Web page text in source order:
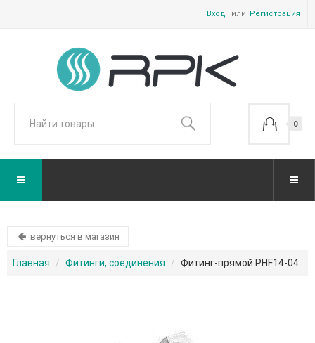
Вход Регистрация
0
вернуться в магазин
Главная Фитинги, соединения Фитинг-прямой PHF14-04